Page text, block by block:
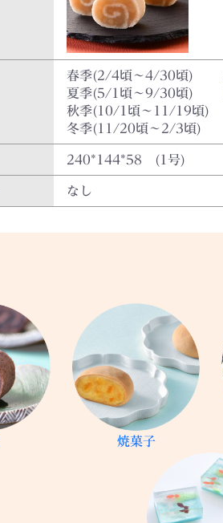
春季(2/4頃～4/30頃)
夏季(5/1頃～9/30頃)
秋季(10/1頃～11/19頃)
冬季(11/20頃～2/3頃)
240*144*58 (1号)
なし
焼菓子